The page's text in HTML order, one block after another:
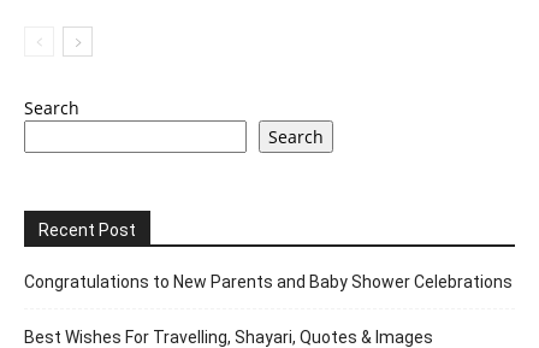
Search
Search
Recent Post
Congratulations to New Parents and Baby Shower Celebrations
Best Wishes For Travelling, Shayari, Quotes & Images